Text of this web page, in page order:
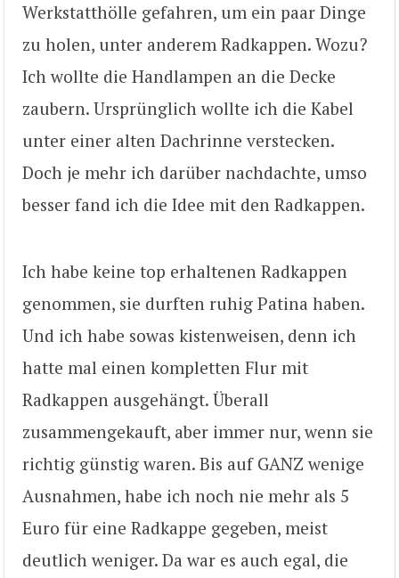
Werkstatthölle gefahren, um ein paar Dinge
zu holen, unter anderem Radkappen. Wozu?
Ich wollte die Handlampen an die Decke
zaubern. Ursprünglich wollte ich die Kabel
unter einer alten Dachrinne verstecken.
Doch je mehr ich darüber nachdachte, umso
besser fand ich die Idee mit den Radkappen.
Ich habe keine top erhaltenen Radkappen
genommen, sie durften ruhig Patina haben.
Und ich habe sowas kistenweisen, denn ich
hatte mal einen kompletten Flur mit
Radkappen ausgehängt. Überall
zusammengekauft, aber immer nur, wenn sie
richtig günstig waren. Bis auf GANZ wenige
Ausnahmen, habe ich noch nie mehr als 5
Euro für eine Radkappe gegeben, meist
deutlich weniger. Da war es auch egal, die